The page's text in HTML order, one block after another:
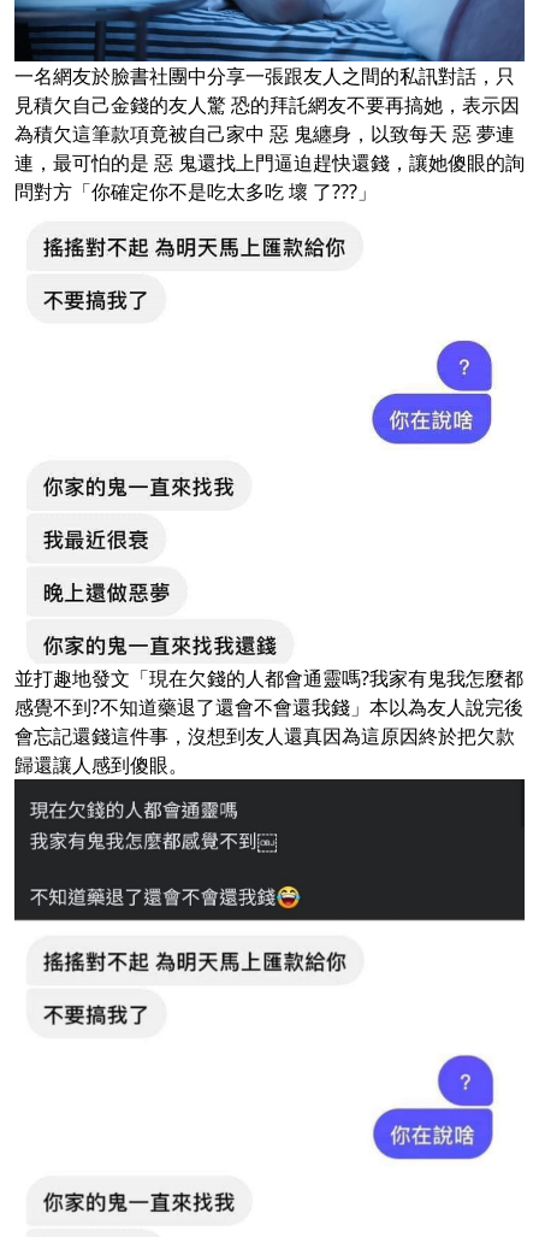
一名網友於臉書社團中分享一張跟友人之間的私訊對話，只
見積欠自己金錢的友人驚 恐的拜託網友不要再搞她，表示因
為積欠這筆款項竟被自己家中 惡 鬼纏身，以致每天 惡 夢連
連，最可怕的是 惡 鬼還找上門逼迫趕快還錢，讓她傻眼的詢
問對方「你確定你不是吃太多吃 壞 了???」
並打趣地發文「現在欠錢的人都會通靈嗎?我家有鬼我怎麼都
感覺不到?不知道藥退了還會不會還我錢」本以為友人說完後
會忘記還錢這件事，沒想到友人還真因為這原因終於把欠款
歸還讓人感到傻眼。